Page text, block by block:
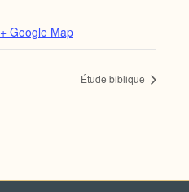
+ Google Map
Étude biblique